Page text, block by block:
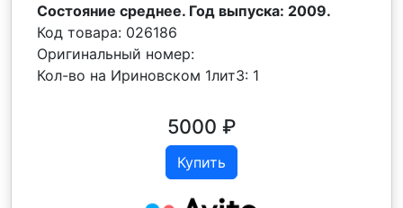
Состояние среднее. Год выпуска: 2009.
Код товара: 026186
Оригинальный номер:
Кол-во на Ириновском 1лит3: 1
5000 ₽
Купить